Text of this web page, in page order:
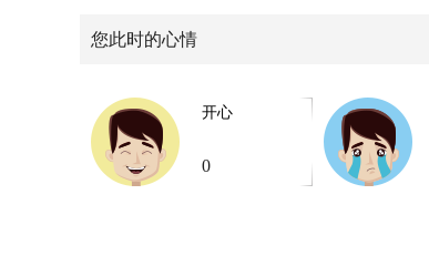
您此时的心情
开心
0